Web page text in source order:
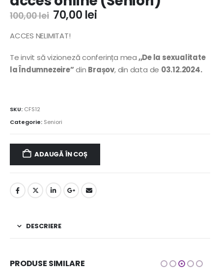
100,00lei 70,00 lei
ACCES NELIMITAT!
Te invit să vizioneză conferința mea,,De la sexualitate
la Îndumnezeire”din Brașov, din data de 03.12.2024.
SKU: CFS12
Categorie: Seniori
ADAUGĂ ÎN COȘ
DESCRIERE
PRODUSE SIMILARE